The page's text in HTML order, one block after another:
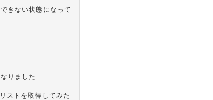
きない状態になって
りました
ストを取得してみた